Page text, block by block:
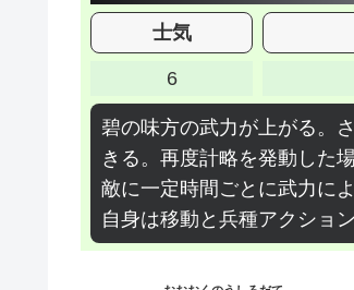
士気
6
碧の味方の武力が上がる。
きる。再度計略を発動した
敵に一定時間ごとに武力に
自身は移動と兵種アクショ